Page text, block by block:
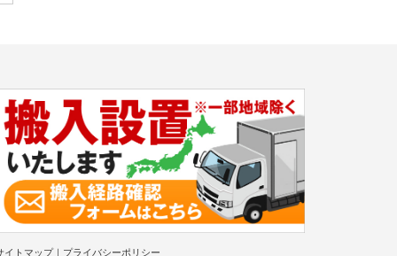
イトマップ｜ プライバシーポリシー